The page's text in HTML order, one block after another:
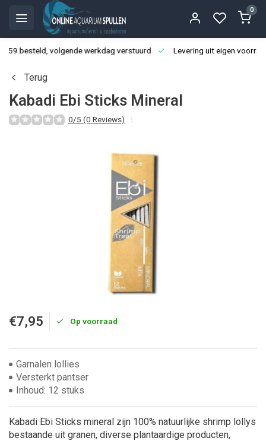
0
besteld, volgende werkdag verstuurd Levering uit eigen
Terug
Kabadi Ebi Sticks Mineral
0/5 (0 Reviews)
€7,95 Op voorraad
Garnalen lollies
Versterkt pantser
Inhoud: 12 stuks
Kabadi Ebi Sticks mineral zijn 100% natuurlijke shrimp lollys
bestaande uit granen, diverse plantaardige producten,